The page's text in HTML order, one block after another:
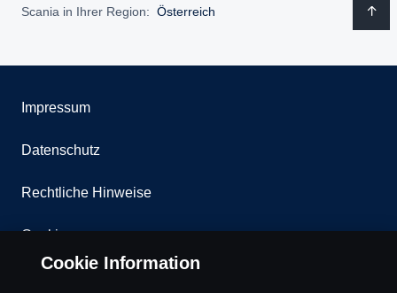
Scania in Ihrer Region: Österreich
Impressum
Datenschutz
Rechtliche Hinweise
Cookies
Cookie Information